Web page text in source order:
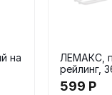
на
ЛЕМАКС,
рейлинг,
599 Р